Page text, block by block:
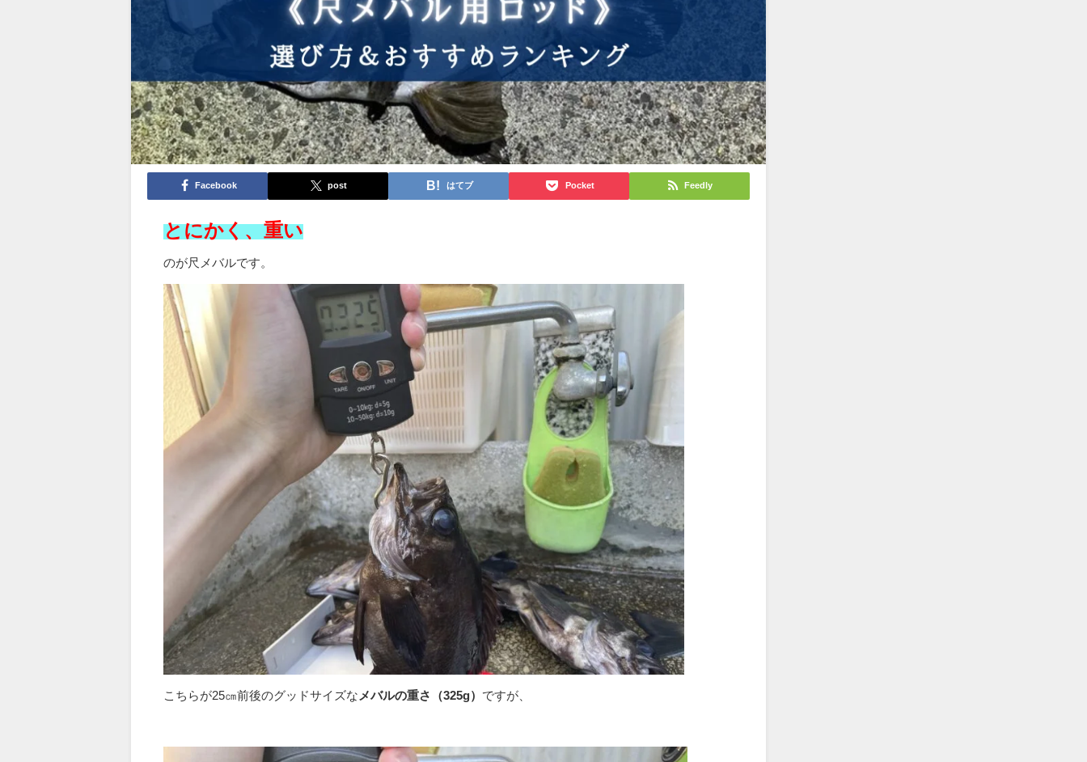
Facebook post はてブ Pocket Feedly
とにかく、重い
のが尺メバルです。
こちらが25㎝前後のグッドサイズな メバルの重さ（325g） ですが、